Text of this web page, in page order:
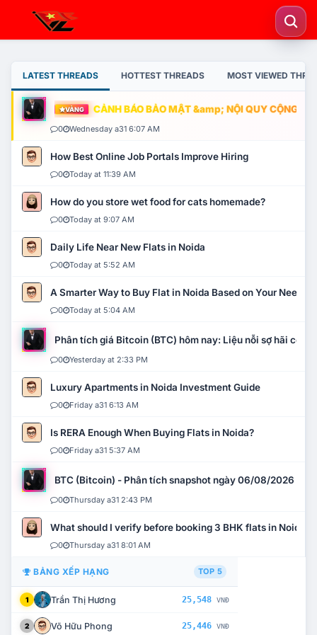
LATEST THREADS HOTTEST THREADS MOST VIEWED
VÀNG CẢNH BÁO BẢO MẬT &amp; NỘI QUY CỘNG
0 Wednesday a31 6:07 AM
How Best Online Job Portals Improve Hiring
0 Today at 11:39 AM
How do you store wet food for cats homemade?
0 Today at 9:07 AM
Daily Life Near New Flats in Noida
0 Today at 5:52 AM
A Smarter Way to Buy Flat in Noida Based on Your Needs
0 Today at 5:04 AM
Phân tích giá Bitcoin (BTC) hôm nay: Liệu nỗi sợ hãi có
0 Yesterday at 2:33 PM
Luxury Apartments in Noida Investment Guide
0 Friday a31 6:13 AM
Is RERA Enough When Buying Flats in Noida?
0 Friday a31 5:37 AM
BTC (Bitcoin) - Phân tích snapshot ngày 06/08/2026
0 Thursday a31 2:43 PM
What should I verify before booking 3 BHK flats in Noida?
0 Thursday a31 8:01 AM
BẢNG XẾP HẠNG TOP 5
1 Trần Thị Hương 25,548 VNĐ
2 Võ Hữu Phong 25,446 VNĐ